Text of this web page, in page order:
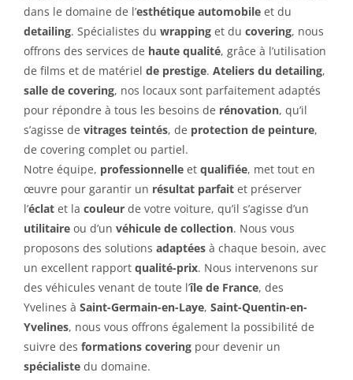
dans le domaine de l’esthétique automobile et du
detailing. Spécialistes du wrapping et du covering, nous
offrons des services de haute qualité, grâce à l’utilisation
de films et de matériel de prestige. Ateliers du detailing,
salle de covering, nos locaux sont parfaitement adaptés
pour répondre à tous les besoins de rénovation, qu’il
s’agisse de vitrages teintés, de protection de peinture,
de covering complet ou partiel.
Notre équipe, professionnelle et qualifiée, met tout en
œuvre pour garantir un résultat parfait et préserver
l’éclat et la couleur de votre voiture, qu’il s’agisse d’un
utilitaire ou d’un véhicule de collection. Nous vous
proposons des solutions adaptées à chaque besoin, avec
un excellent rapport qualité-prix. Nous intervenons sur
des véhicules venant de toute l’île de France, des
Yvelines à Saint-Germain-en-Laye, Saint-Quentin-en-
Yvelines, nous vous offrons également la possibilité de
suivre des formations covering pour devenir un
spécialiste du domaine.